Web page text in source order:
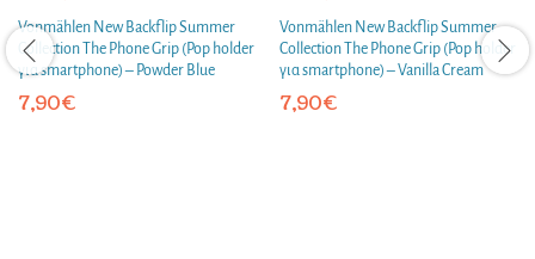
Vonmählen New Backflip Summer
Collection The Phone Grip (Pop holder
για smartphone) – Powder Blue
7,90€
Vonmählen New Backflip Summer
Collection The Phone Grip (Pop holder
για smartphone) – Vanilla Cream
7,90€